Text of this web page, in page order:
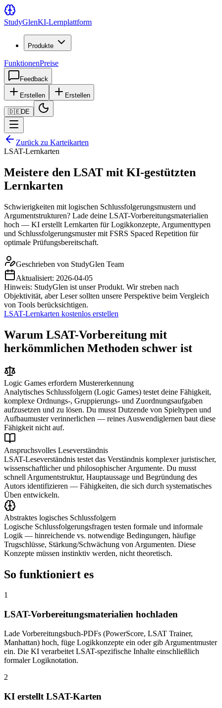
StudyGlenKI-Lernplattform
Produkte
FunktionenPreise
Feedback
Erstellen Erstellen
🇩🇪DE
Zurück zu Karteikarten
LSAT-Lernkarten
Meistere den LSAT mit KI-gestützten
Lernkarten
Schwierigkeiten mit logischen Schlussfolgerungsmustern und
Argumentstrukturen? Lade deine LSAT-Vorbereitungsmaterialien
hoch — KI erstellt Lernkarten für Logikkonzepte, Argumenttypen
und Schlussfolgerungsmuster mit FSRS Spaced Repetition für
optimale Prüfungsbereitschaft.
Geschrieben von StudyGlen Team
Aktualisiert: 2026-04-05
Hinweis: StudyGlen ist unser Produkt. Wir streben nach
Objektivität, aber Leser sollten unsere Perspektive beim Vergleich
von Tools berücksichtigen.
LSAT-Lernkarten kostenlos erstellen
Warum LSAT-Vorbereitung mit
herkömmlichen Methoden schwer ist
Logic Games erfordern Mustererkennung
Analytisches Schlussfolgern (Logic Games) testet deine Fähigkeit,
komplexe Ordnungs-, Gruppierungs- und Zuordnungsaufgaben
aufzusetzen und zu lösen. Du musst Dutzende von Spieltypen und
Aufbaumuster verinnerlichen — reines Auswendiglernen baut diese
Fähigkeit nicht auf.
Anspruchsvolles Leseverständnis
LSAT-Leseverständnis testet das Verständnis komplexer juristischer,
wissenschaftlicher und philosophischer Argumente. Du musst
schnell Argumentstruktur, Hauptaussage und Begründung des
Autors identifizieren — Fähigkeiten, die sich durch systematisches
Üben entwickeln.
Abstraktes logisches Schlussfolgern
Logische Schlussfolgerungsfragen testen formale und informale
Logik — hinreichende vs. notwendige Bedingungen, häufige
Trugschlüsse, Stärkung/Schwächung von Argumenten. Diese
Konzepte müssen instinktiv werden, nicht theoretisch.
So funktioniert es
1
LSAT-Vorbereitungsmaterialien hochladen
Lade Vorbereitungsbuch-PDFs (PowerScore, LSAT Trainer,
Manhattan) hoch, füge Logikkonzepte ein oder gib Argumentmuster
ein. Die KI verarbeitet LSAT-spezifische Inhalte einschließlich
formaler Logiknotation.
2
KI erstellt LSAT-Karten